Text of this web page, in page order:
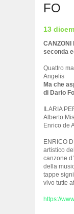
FO
13
CANZONI
seconda
Quattro
Angelis
Ma che
di Dario Fo
ILARIA
Alberto
Enrico de
ENRICO
artistico
canzone
della
tappe
vivo tutte
https://